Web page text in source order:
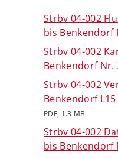
Strbv 04-002
bis Benkendorf
Strbv 04-002
Benkendorf Nr.
Strbv 04-002
Benkendorf
PDF, 1.3 MB
Strbv 04-002
bis Benkendorf